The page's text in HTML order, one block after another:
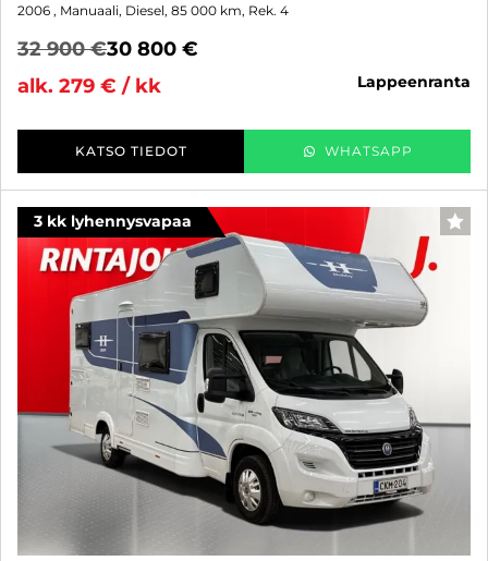
2006 , Manuaali, Diesel, 85 000 km, Rek. 4
32 900 €30 800 €
alk. 279 € / kk
lappeenranta
KATSO TIEDOT WHATSAPP
3 kk lyhennysvapaa